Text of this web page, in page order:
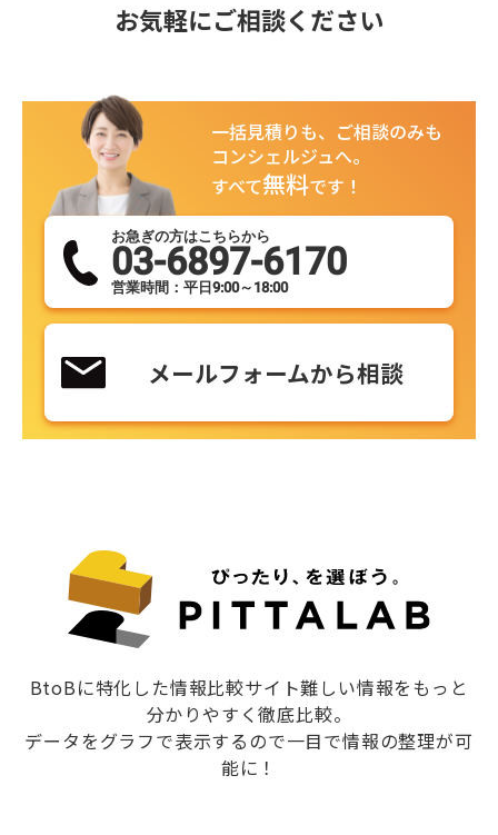
お気軽にご相談ください
一括見積りも、ご相談のみも
コンシェルジュへ。
すべて無料です！
お急ぎの方はこちらから
03-6897-6170
営業時間：平日9:00～18:00
メールフォームから相談
BtoBに特化した情報比較サイト難しい情報をもっと
分かりやすく徹底比較。
データをグラフで表示するので一目で情報の整理が可
能に！